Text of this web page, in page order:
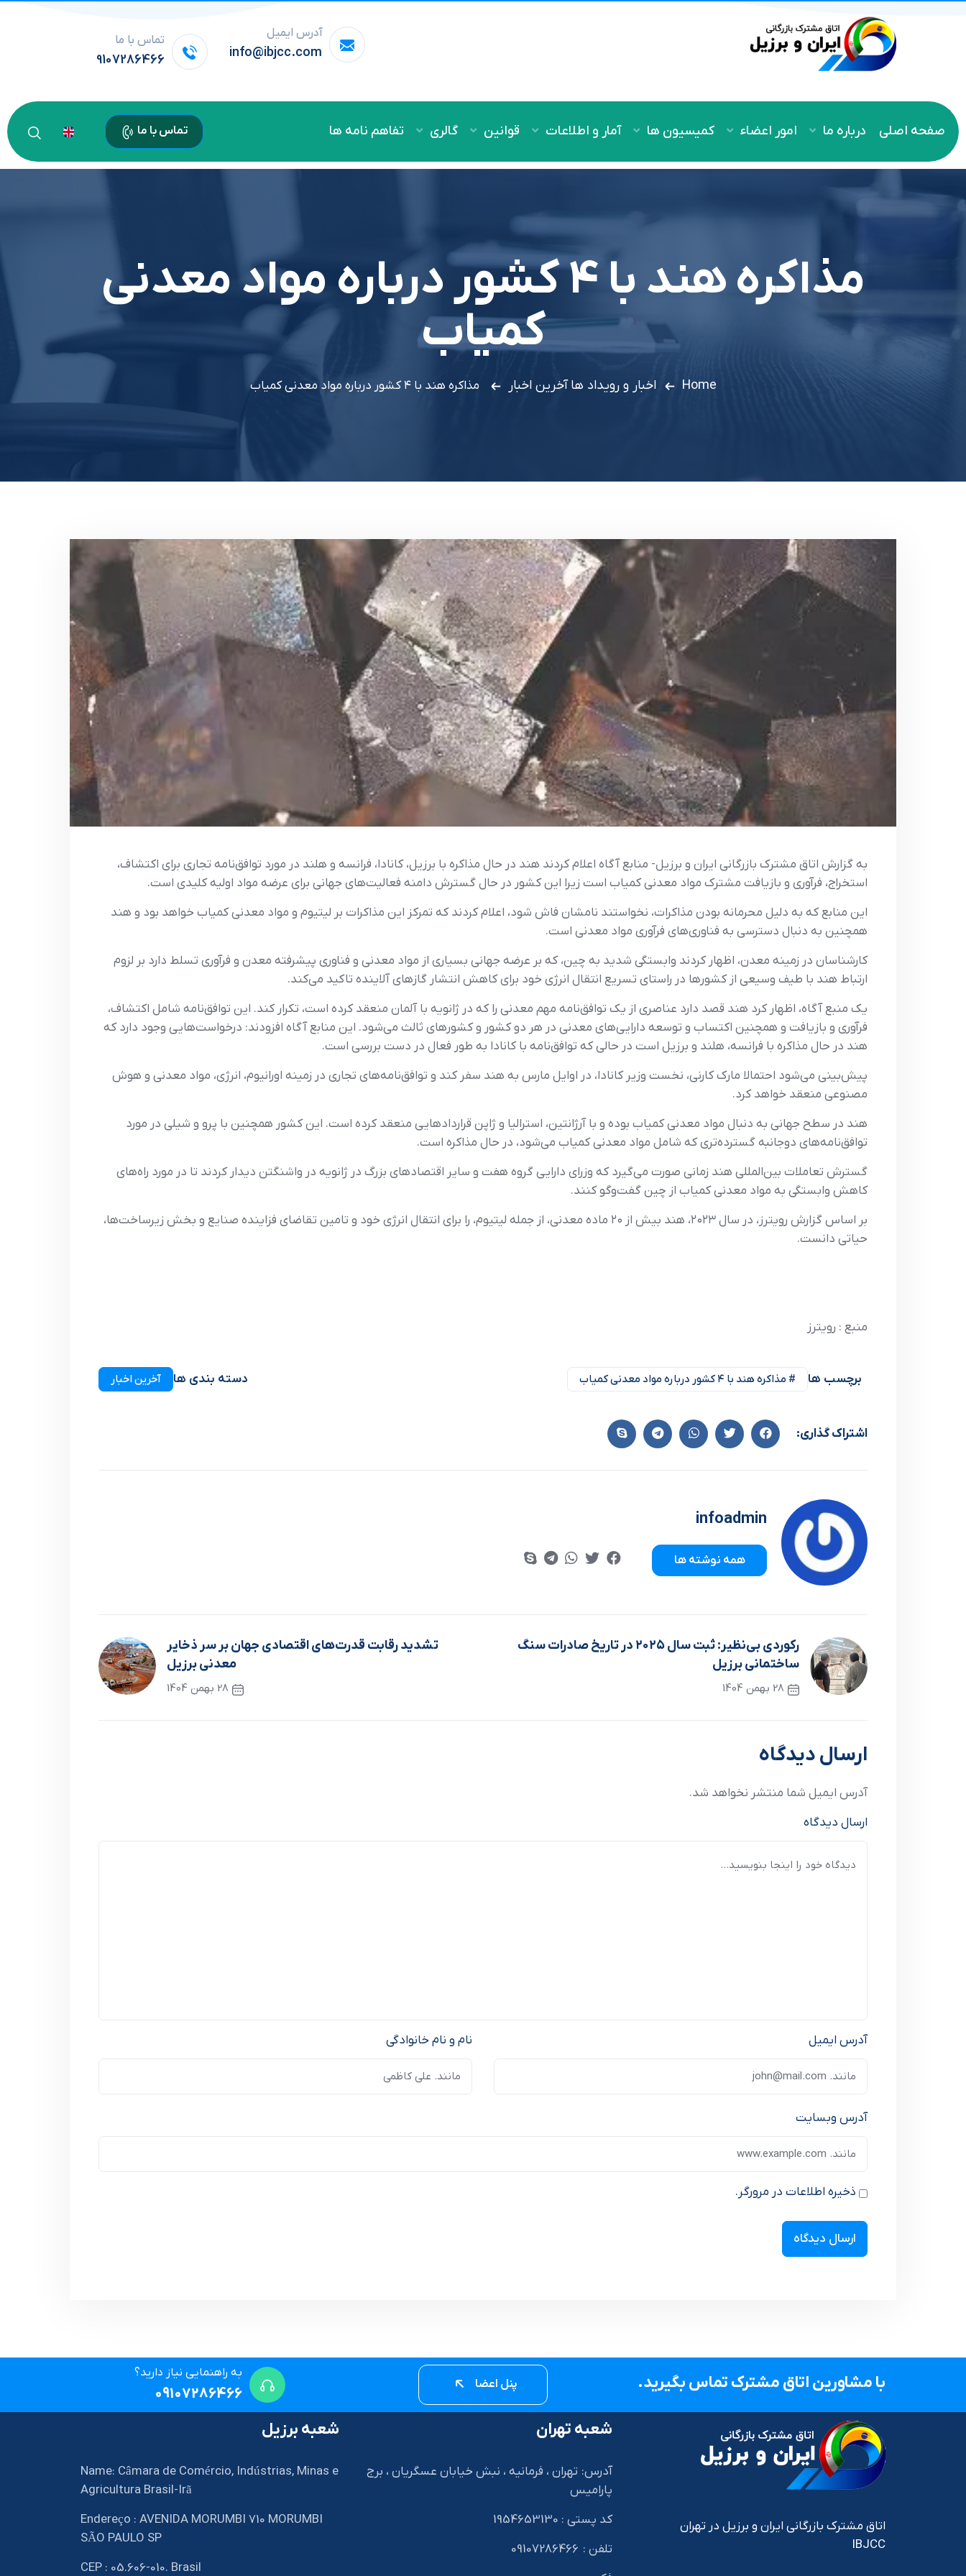
آدرس ایمیل
info@ibjcc.com
تماس با ما
9107286466
صفحه اصلی درباره ما امور اعضاء کمیسیون ها آمار و اطلاعات قوانین گالری تفاهم نامه ها تماس با ما
مذاکره هند با ۴ کشور درباره مواد معدنی
کمیاب
Home اخبار و رویداد ها آخرین اخبار مذاکره هند با ۴ کشور درباره مواد معدنی کمیاب
به گزارش اتاق مشترک بازرگانی ایران و برزیل- منابع آگاه اعلام کردند هند در حال مذاکره با برزیل، کانادا، فرانسه و هلند در مورد توافق‌نامه تجاری برای اکتشاف،
استخراج، فرآوری و بازیافت مشترک مواد معدنی کمیاب است زیرا این کشور در حال گسترش دامنه فعالیت‌های جهانی برای عرضه مواد اولیه کلیدی است.
این منابع که به دلیل محرمانه بودن مذاکرات، نخواستند نامشان فاش شود، اعلام کردند که تمرکز این مذاکرات بر لیتیوم و مواد معدنی کمیاب خواهد بود و هند
همچنین به دنبال دسترسی به فناوری‌های فرآوری مواد معدنی است.
کارشناسان در زمینه معدن، اظهار کردند وابستگی شدید به چین، که بر عرضه جهانی بسیاری از مواد معدنی و فناوری پیشرفته معدن و فرآوری تسلط دارد بر لزوم
ارتباط هند با طیف وسیعی از کشورها در راستای تسریع انتقال انرژی خود برای کاهش انتشار گازهای آلاینده تاکید می‌کند.
یک منبع آگاه، اظهار کرد هند قصد دارد عناصری از یک توافق‌نامه مهم معدنی را که در ژانویه با آلمان منعقد کرده است، تکرار کند. این توافق‌نامه شامل اکتشاف،
فرآوری و بازیافت و همچنین اکتساب و توسعه دارایی‌های معدنی در هر دو کشور و کشورهای ثالث می‌شود. این منابع آگاه افزودند: درخواست‌هایی وجود دارد که
هند در حال مذاکره با فرانسه، هلند و برزیل است در حالی که توافق‌نامه با کانادا به طور فعال در دست بررسی است.
پیش‌بینی می‌شود احتمالا مارک کارنی، نخست وزیر کانادا، در اوایل مارس به هند سفر کند و توافق‌نامه‌های تجاری در زمینه اورانیوم، انرژی، مواد معدنی و هوش
مصنوعی منعقد خواهد کرد.
هند در سطح جهانی به دنبال مواد معدنی کمیاب بوده و با آرژانتین، استرالیا و ژاپن قراردادهایی منعقد کرده است. این کشور همچنین با پرو و ‌شیلی در مورد
توافق‌نامه‌های دوجانبه گسترده‌تری که شامل مواد معدنی کمیاب می‌شود، در حال مذاکره است.
گسترش تعاملات بین‌المللی هند زمانی صورت می‌گیرد که وزرای دارایی گروه هفت و سایر اقتصادهای بزرگ در ژانویه در واشنگتن دیدار کردند تا در مورد راه‌های
کاهش وابستگی به مواد معدنی کمیاب از چین گفت‌وگو کنند.
بر اساس گزارش رویترز، در سال ۲۰۲۳، هند بیش از ۲۰ ماده معدنی، از جمله لیتیوم، را برای انتقال انرژی خود و تامین تقاضای فزاینده صنایع و بخش زیرساخت‌ها،
حیاتی دانست.
منبع : رویترز
برچسب ها # مذاکره هند با ۴ کشور درباره مواد معدنی کمیاب دسته بندی ها آخرین اخبار
اشتراک گذاری:
infoadmin
همه نوشته ها
رکوردی بی‌نظیر: ثبت سال ۲۰۲۵ در تاریخ صادرات سنگ
ساختمانی برزیل
28 بهمن 1404
تشدید رقابت قدرت‌های اقتصادی جهان بر سر ذخایر
معدنی برزیل
28 بهمن 1404
ارسال دیدگاه
آدرس ایمیل شما منتشر نخواهد شد.
ارسال دیدگاه
نام و نام خانوادگی آدرس ایمیل
آدرس وبسایت
ذخیره اطلاعات در مرورگر.
با مشاورین اتاق مشترک تماس بگیرید. پنل اعضا
به راهنمایی نیاز دارید؟
09107286466
اتاق مشترک بازرگانی ایران و برزیل در تهران
IBJCC
شعبه تهران
آدرس: تهران ، فرمانیه ، نبش خیابان عسگریان ، برج
پارامیس
کد پستی : 1954653130
تلفن : 09107286466
شعبه برزیل
Name: Câmara de Comércio, Indústrias, Minas e
Agricultura Brasil-Irã
Endereço : AVENIDA MORUMBI 710 MORUMBI
SÃO PAULO SP
CEP : 05.606-010. Brasil